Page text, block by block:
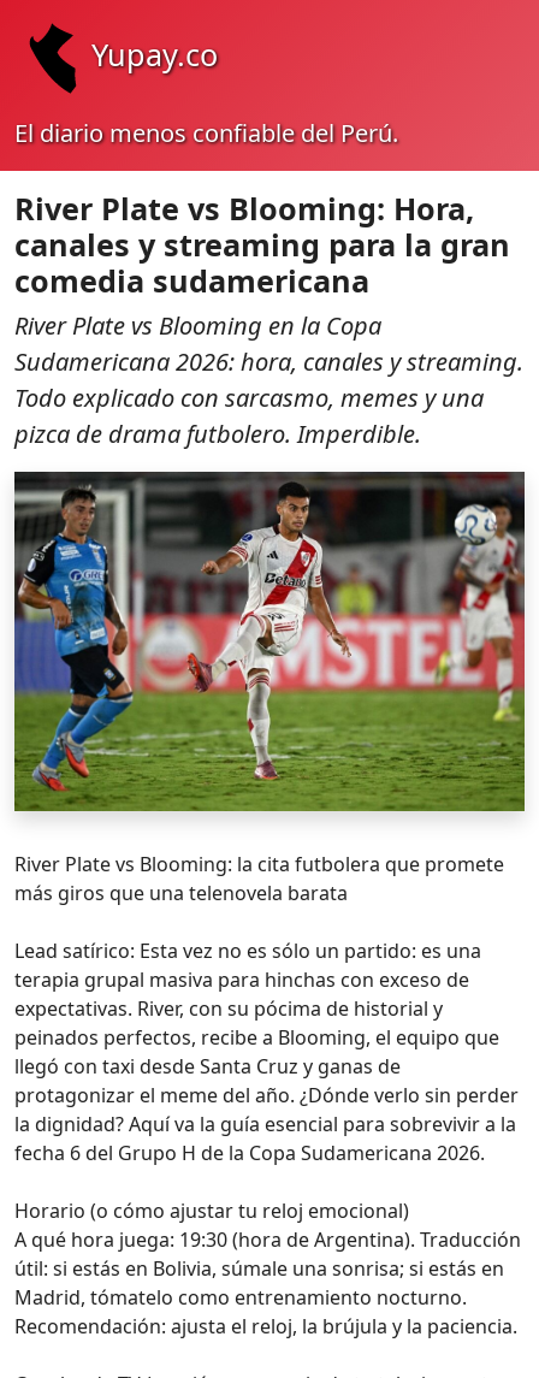
Yupay.co
El diario menos confiable del Perú.
River Plate vs Blooming: Hora,
canales y streaming para la gran
comedia sudamericana
River Plate vs Blooming en la Copa
Sudamericana 2026: hora, canales y streaming.
Todo explicado con sarcasmo, memes y una
pizca de drama futbolero. Imperdible.
River Plate vs Blooming: la cita futbolera que promete
más giros que una telenovela barata
Lead satírico: Esta vez no es sólo un partido: es una
terapia grupal masiva para hinchas con exceso de
expectativas. River, con su pócima de historial y
peinados perfectos, recibe a Blooming, el equipo que
llegó con taxi desde Santa Cruz y ganas de
protagonizar el meme del año. ¿Dónde verlo sin perder
la dignidad? Aquí va la guía esencial para sobrevivir a la
fecha 6 del Grupo H de la Copa Sudamericana 2026.
Horario (o cómo ajustar tu reloj emocional)
A qué hora juega: 19:30 (hora de Argentina). Traducción
útil: si estás en Bolivia, súmale una sonrisa; si estás en
Madrid, tómatelo como entrenamiento nocturno.
Recomendación: ajusta el reloj, la brújula y la paciencia.